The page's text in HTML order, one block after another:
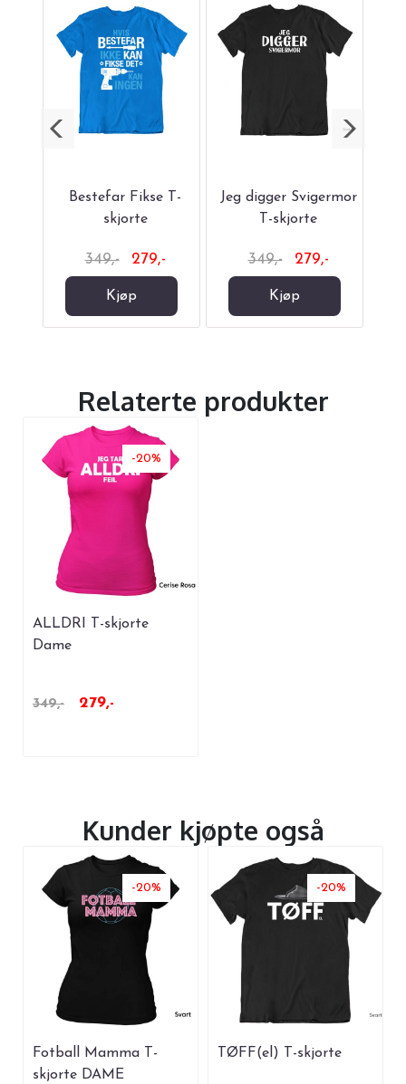
Bestefar Fikse T-
skjorte
349,- 279,-
Kjøp
Jeg digger Svigermor
T-skjorte
349,- 279,-
Kjøp
Relaterte produkter
-20%
ALLDRI T-skjorte
Dame
349,- 279,-
Kunder kjøpte også
-20%
Fotball Mamma T-
skjorte DAME
-20%
TØFF(el) T-skjorte